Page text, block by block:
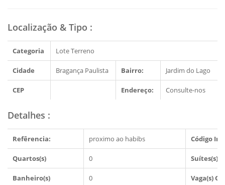
Localização & Tipo :
Categoria Lote Terreno
Cidade Bragança Paulista Bairro: Jardim do Lago
CEP Endereço: Consulte-nos
Detalhes :
Refêrencia: proximo ao habibs Código
Quartos(s) 0 Suítes(s)
Banheiro(s) 0 Vaga(s)